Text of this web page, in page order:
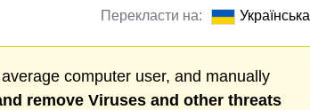
Перекласти на: Українська
computer user, and manually
remove Viruses and other threats